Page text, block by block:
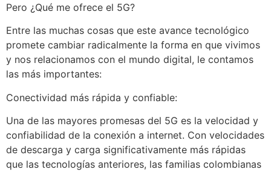
Pero ¿Qué me ofrece el 5G?
Entre las muchas cosas que este avance tecnológico
promete cambiar radicalmente la forma en que vivimos
y nos relacionamos con el mundo digital, le contamos
las más importantes:
Conectividad más rápida y confiable:
Una de las mayores promesas del 5G es la velocidad y
confiabilidad de la conexión a internet. Con velocidades
de descarga y carga significativamente más rápidas
que las tecnologías anteriores, las familias colombianas